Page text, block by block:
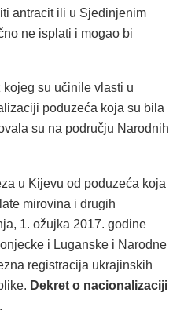
antracit ili u Sjedinjenim
ne isplati i mogao bi
su učinile vlasti u
poduzeća koja su bila
su na području Narodnih
u Kijevu od poduzeća koja
mirovina i drugih
1. ožujka 2017. godine
i Luganske i Narodne
registracija ukrajinskih
Dekret o nacionalizaciji
.